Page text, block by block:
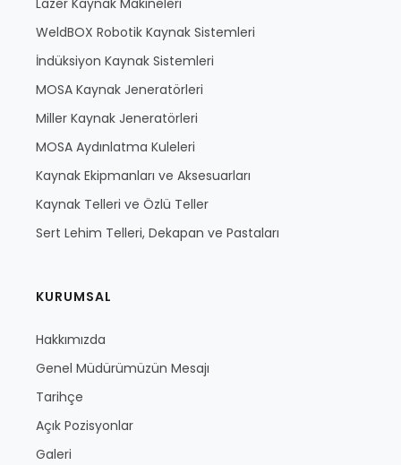
Lazer Kaynak Makineleri
WeldBOX Robotik Kaynak Sistemleri
İndüksiyon Kaynak Sistemleri
MOSA Kaynak Jeneratörleri
Miller Kaynak Jeneratörleri
MOSA Aydınlatma Kuleleri
Kaynak Ekipmanları ve Aksesuarları
Kaynak Telleri ve Özlü Teller
Sert Lehim Telleri, Dekapan ve Pastaları
KURUMSAL
Hakkımızda
Genel Müdürümüzün Mesajı
Tarihçe
Açık Pozisyonlar
Galeri